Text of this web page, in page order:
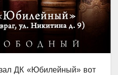
ДК «Юбилейный» вот